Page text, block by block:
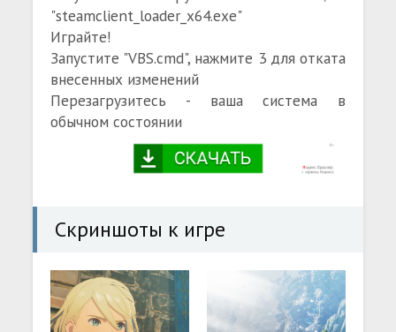
"steamclient_loader_x64.exe"
Играйте!
Запустите "VBS.cmd", нажмите 3 для отката
внесенных изменений
Перезагрузитесь - ваша система в
обычном состоянии
Скриншоты к игре